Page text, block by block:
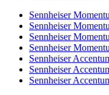
Sennheiser
Sennheiser
Sennheiser
Sennheiser
Sennheiser
Sennheiser
Sennheiser